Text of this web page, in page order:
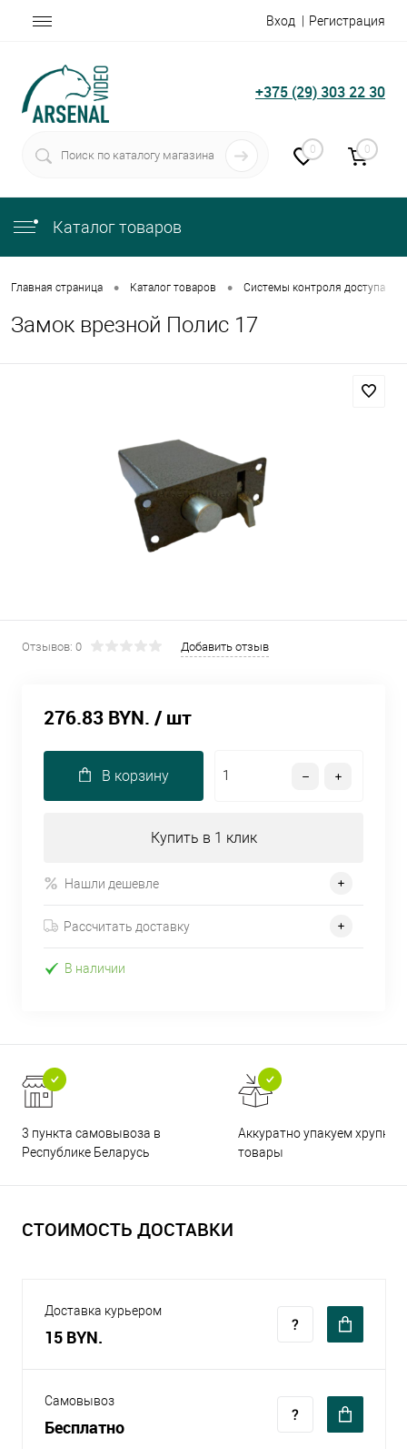
Вход Регистрация
+375 (29) 303 22 30
0 0
Каталог товаров
Главная страница • Каталог товаров • Системы контроля доступа
Замок врезной Полис 17
Отзывов: 0 Добавить отзыв
276.83 BYN. / шт
В корзину
Купить в 1 клик
Нашли дешевле
Рассчитать доставку
В наличии
3 пункта самовывоза в
Республике Беларусь
Аккуратно упакуем хрупкие
товары
СТОИМОСТЬ ДОСТАВКИ
Доставка курьером
15 BYN.
Самовывоз
Бесплатно